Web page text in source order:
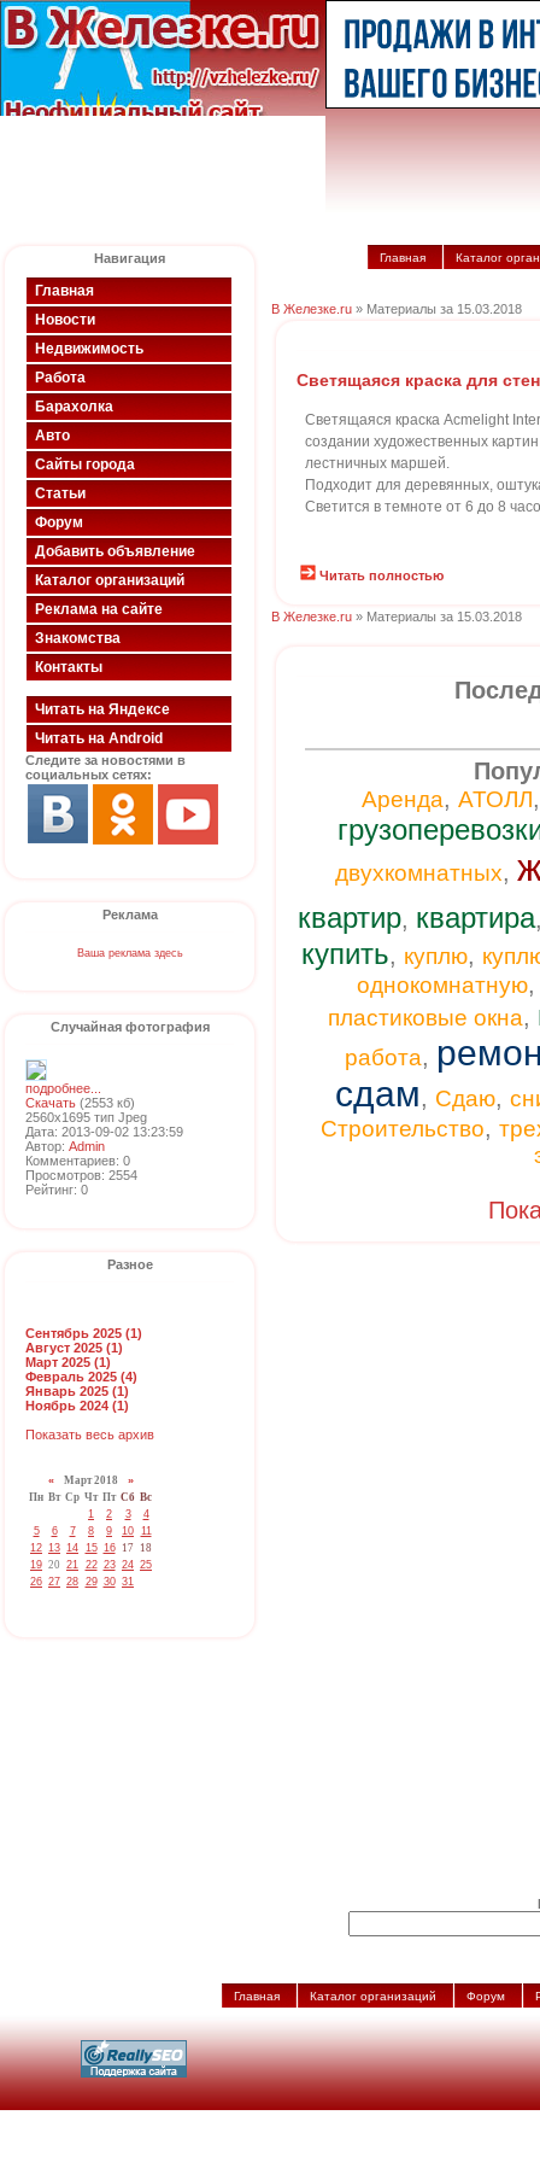
Навигация
Главная
Новости
Недвижимость
Работа
Барахолка
Авто
Сайты города
Статьи
Форум
Добавить объявление
Каталог организаций
Реклама на сайте
Знакомства
Контакты
Читать на Яндексе
Читать на Android
Следите за новостями в
социальных сетях:
Реклама
Ваша реклама здесь
Случайная фотография
подробнее...
Скачать (2553 кб)
2560x1695 тип Jpeg
Дата: 2013-09-02 13:23:59
Автор: Admin
Комментариев: 0
Просмотров: 2554
Рейтинг: 0
Разное
Сентябрь 2025 (1)
Август 2025 (1)
Март 2025 (1)
Февраль 2025 (4)
Январь 2025 (1)
Ноябрь 2024 (1)
Показать весь архив
«Март 2018 »
Пн Вт Ср Чт Пт Сб Вс
1
2 3
4
5
6 7 8 9 10 11
12 13 14 15 16 17 18
19 20 21 22 23 24 25
26 27 28 29 30 31
Главная Каталог
В Железке.ru » Материалы за 15.03.2018
Светящаяся краска для
Светящаяся краска Acmelight
создании художественных
лестничных маршей.
Подходит для деревянных,
Светится в темноте от 6 до 8
Читать полностью
В Железке.ru » Материалы за 15.03.2018
Аренда, АТОЛЛ
двухкомнатных,
квартир, квартира
купить, куплю,
однокомнатную
пластиковые окна,
работа,
сдам, Сдаю,
Строительство,
Главная Каталог организаций Форум